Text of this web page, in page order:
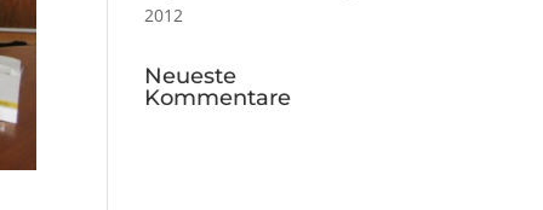
2012
Neueste
Kommentare